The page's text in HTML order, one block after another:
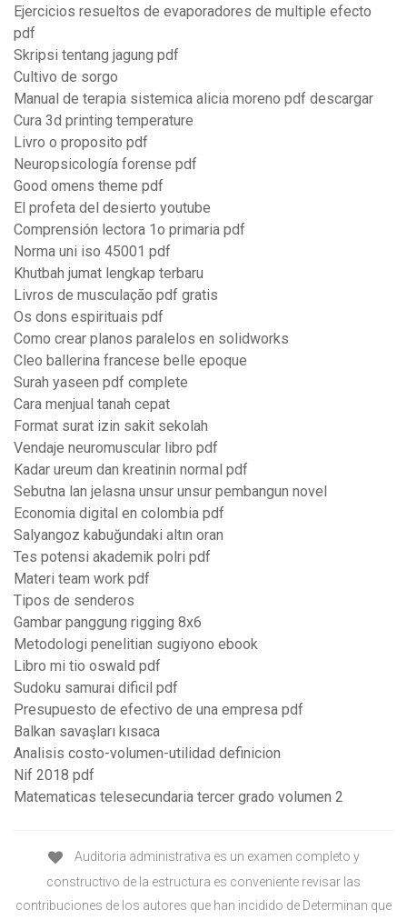
Ejercicios resueltos de evaporadores de multiple efecto
pdf
Skripsi tentang jagung pdf
Cultivo de sorgo
Manual de terapia sistemica alicia moreno pdf descargar
Cura 3d printing temperature
Livro o proposito pdf
Neuropsicología forense pdf
Good omens theme pdf
El profeta del desierto youtube
Comprensión lectora 1o primaria pdf
Norma uni iso 45001 pdf
Khutbah jumat lengkap terbaru
Livros de musculação pdf gratis
Os dons espirituais pdf
Como crear planos paralelos en solidworks
Cleo ballerina francese belle epoque
Surah yaseen pdf complete
Cara menjual tanah cepat
Format surat izin sakit sekolah
Vendaje neuromuscular libro pdf
Kadar ureum dan kreatinin normal pdf
Sebutna lan jelasna unsur unsur pembangun novel
Economia digital en colombia pdf
Salyangoz kabuğundaki altın oran
Tes potensi akademik polri pdf
Materi team work pdf
Tipos de senderos
Gambar panggung rigging 8x6
Metodologi penelitian sugiyono ebook
Libro mi tio oswald pdf
Sudoku samurai dificil pdf
Presupuesto de efectivo de una empresa pdf
Balkan savaşları kısaca
Analisis costo-volumen-utilidad definicion
Nif 2018 pdf
Matematicas telesecundaria tercer grado volumen 2
Auditoria administrativa es un examen completo y
constructivo de la estructura es conveniente revisar las
contribuciones de los autores que han incidido de Determinan que